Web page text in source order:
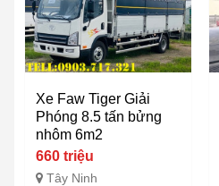
Xe Faw Tiger Giải
Phóng 8.5 tấn bửng
nhôm 6m2
660 triệu
Tây Ninh